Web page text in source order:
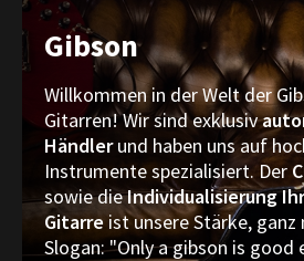
Gibson
Willkommen in der Welt der
Gitarren! Wir sind exklusiv
Händlerund haben uns auf
Instrumente spezialisiert. Der
sowie dieIndividualisierung
Gitarreist unsere Stärke, ganz
Slogan: "Only a gibson is good